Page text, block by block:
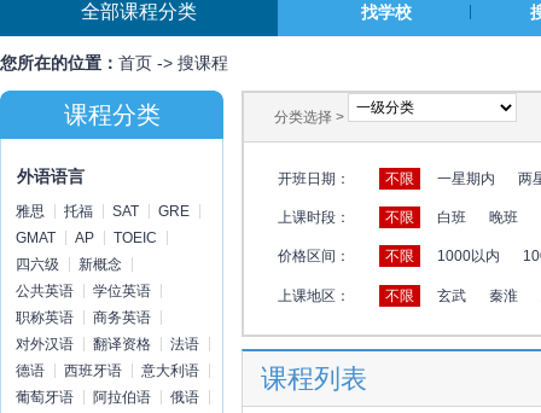
全部课程分类 找学校
您所在的位置： 首页 -> 搜课程
课程分类
外语语言
雅思 托福 SAT
GRE
GMAT
AP
TOEIC
四六级
新概念
公共英语
学位英语
职称英语
商务英语
对外汉语
翻译资格
法语
德语
西班牙语
意大利语
葡萄牙语
阿拉伯语
俄语
分类选择 >
开班日期： 不限 一星期内 两
上课时段： 不限 白班 晚班
价格区间： 不限 1000以内
上课地区： 不限 玄武 秦淮
课程列表